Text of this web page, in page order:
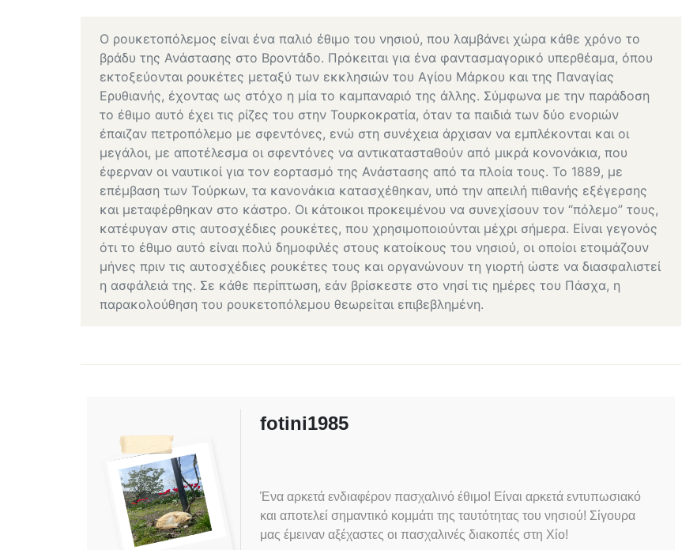
Ο ρουκετοπόλεμος είναι ένα παλιό έθιμο του νησιού, που λαμβάνει χώρα κάθε χρόνο το
βράδυ της Ανάστασης στο Βροντάδο. Πρόκειται για ένα φαντασμαγορικό υπερθέαμα, όπου
εκτοξεύονται ρουκέτες μεταξύ των εκκλησιών του Αγίου Μάρκου και της Παναγίας
Ερυθιανής, έχοντας ως στόχο η μία το καμπαναριό της άλλης. Σύμφωνα με την παράδοση
το έθιμο αυτό έχει τις ρίζες του στην Τουρκοκρατία, όταν τα παιδιά των δύο ενοριών
έπαιζαν πετροπόλεμο με σφεντόνες, ενώ στη συνέχεια άρχισαν να εμπλέκονται και οι
μεγάλοι, με αποτέλεσμα οι σφεντόνες να αντικατασταθούν από μικρά κονονάκια, που
έφερναν οι ναυτικοί για τον εορτασμό της Ανάστασης από τα πλοία τους. Το 1889, με
επέμβαση των Τούρκων, τα κανονάκια κατασχέθηκαν, υπό την απειλή πιθανής εξέγερσης
και μεταφέρθηκαν στο κάστρο. Οι κάτοικοι προκειμένου να συνεχίσουν τον “πόλεμο” τους,
κατέφυγαν στις αυτοσχέδιες ρουκέτες, που χρησιμοποιούνται μέχρι σήμερα. Είναι γεγονός
ότι το έθιμο αυτό είναι πολύ δημοφιλές στους κατοίκους του νησιού, οι οποίοι ετοιμάζουν
μήνες πριν τις αυτοσχέδιες ρουκέτες τους και οργανώνουν τη γιορτή ώστε να διασφαλιστεί
η ασφάλειά της. Σε κάθε περίπτωση, εάν βρίσκεστε στο νησί τις ημέρες του Πάσχα, η
παρακολούθηση του ρουκετοπόλεμου θεωρείται επιβεβλημένη.
fotini1985
Ένα αρκετά ενδιαφέρον πασχαλινό έθιμο! Είναι αρκετά εντυπωσιακό
και αποτελεί σημαντικό κομμάτι της ταυτότητας του νησιού! Σίγουρα
μας έμειναν αξέχαστες οι πασχαλινές διακοπές στη Χίο!